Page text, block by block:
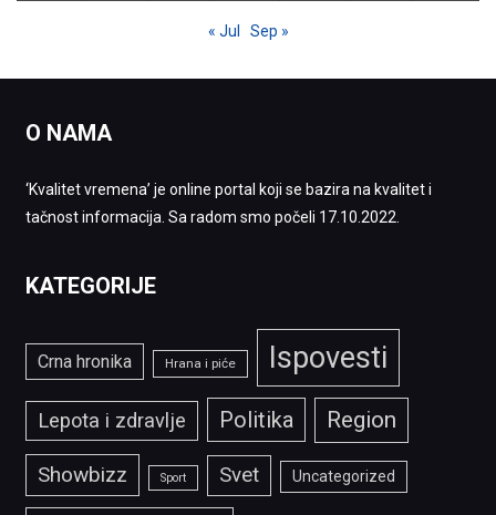
« Jul Sep »
O NAMA
‘Kvalitet vremena’ je online portal koji se bazira na kvalitet i
tačnost informacija. Sa radom smo počeli 17.10.2022.
KATEGORIJE
Crna hronika Hrana i piće Ispovesti
Lepota i zdravlje Politika Region
Showbizz Sport Svet Uncategorized